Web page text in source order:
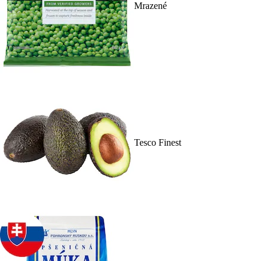
Mrazené
Tesco Finest